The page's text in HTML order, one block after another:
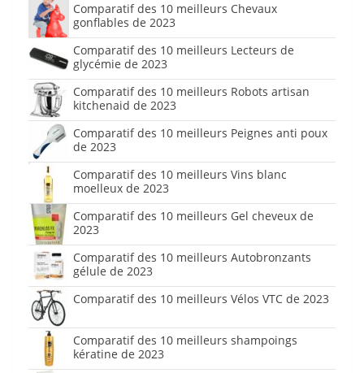
Comparatif des 10 meilleurs Chevaux
gonflables de 2023
Comparatif des 10 meilleurs Lecteurs de
glycémie de 2023
Comparatif des 10 meilleurs Robots artisan
kitchenaid de 2023
Comparatif des 10 meilleurs Peignes anti poux
de 2023
Comparatif des 10 meilleurs Vins blanc
moelleux de 2023
Comparatif des 10 meilleurs Gel cheveux de
2023
Comparatif des 10 meilleurs Autobronzants
gélule de 2023
Comparatif des 10 meilleurs Vélos VTC de 2023
Comparatif des 10 meilleurs shampoings
kératine de 2023